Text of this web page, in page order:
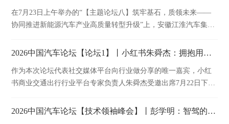
流平台，继续助推我国汽车产业高质量发展，早日共圆汽车强国
梦！
在7月23日上午举办的“【主题论坛八】筑牢基石，质领未来——
协同推进新能源汽车产业高质量转型升级”上，安徽江淮汽车集团
2026中国汽车论坛【论坛1】丨小红书朱舜杰：拥抱用户，建立长效经营阵地
作为本次论坛代表社交媒体平台向行业做分享的唯一嘉宾，小红
书商业交通出行行业平台专家负责人朱舜杰受邀出席7月22日下午
的精彩演讲。
2026中国汽车论坛【技术领袖峰会】丨彭学明：智驾的发展路径和思考